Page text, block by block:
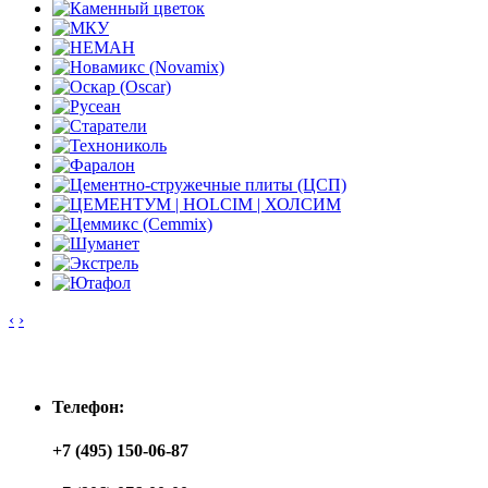
‹ ›
Телефон:
+7 (495) 150-06-87